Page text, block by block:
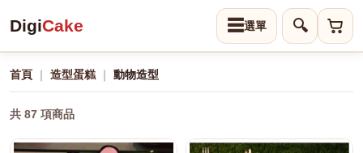
☰
DigiCake 🔍
首頁 ｜ 造型蛋糕 ｜ 動物造型
共 87 項商品